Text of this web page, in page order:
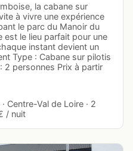
la cabane sur
à vivre une expérience
le parc du Manoir du
est le lieu parfait pour une
instant devient un
Type : Cabane sur pilotis
2 personnes Prix à partir
Centre-Val de Loire · 2
/ nuit